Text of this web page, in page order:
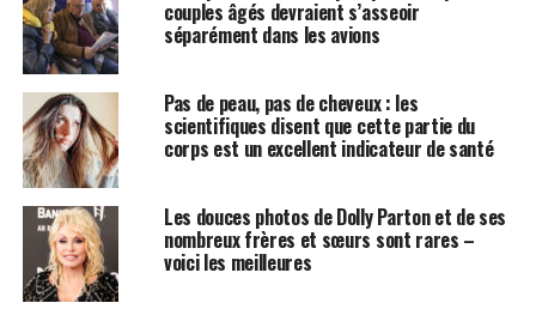
couples âgés devraient s’asseoir
séparément dans les avions
Pas de peau, pas de cheveux : les
scientifiques disent que cette partie du
corps est un excellent indicateur de santé
Les douces photos de Dolly Parton et de ses
nombreux frères et sœurs sont rares –
voici les meilleures